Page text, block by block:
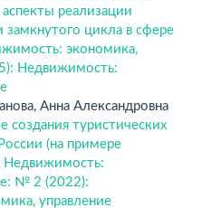
реализации
цикла в сфере
экономика,
Недвижимость:
Анна Александровна
создания туристических
(на примере
Недвижимость:
№ 2 (2022):
управление